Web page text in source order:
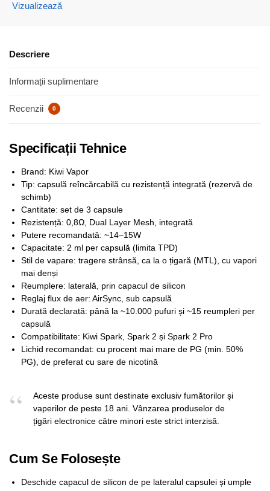
Vizualizează
Descriere
Informații suplimentare
Recenzii 0
Specificații Tehnice
Brand: Kiwi Vapor
Tip: capsulă reîncărcabilă cu rezistență integrată (rezervă de
schimb)
Cantitate: set de 3 capsule
Rezistență: 0,8Ω, Dual Layer Mesh, integrată
Putere recomandată: ~14–15W
Capacitate: 2 ml per capsulă (limita TPD)
Stil de vapare: tragere strânsă, ca la o țigară (MTL), cu vapori
mai denși
Reumplere: laterală, prin capacul de silicon
Reglaj flux de aer: AirSync, sub capsulă
Durată declarată: până la ~10.000 pufuri și ~15 reumpleri per
capsulă
Compatibilitate: Kiwi Spark, Spark 2 și Spark 2 Pro
Lichid recomandat: cu procent mai mare de PG (min. 50%
PG), de preferat cu sare de nicotină
Aceste produse sunt destinate exclusiv fumătorilor și
vaperilor de peste 18 ani. Vânzarea produselor de
țigări electronice către minori este strict interzisă.
Cum Se Folosește
Deschide capacul de silicon de pe lateralul capsulei și umple